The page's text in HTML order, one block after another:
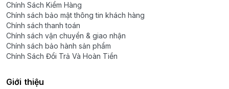
Chính Sách Kiểm Hàng
Chính sách bảo mật thông tin khách hàng
Chính sách thanh toán
Chính sách vận chuyển & giao nhận
Chính sách bảo hành sản phẩm
Chính Sách Đổi Trả Và Hoàn Tiền
Giới thiệu